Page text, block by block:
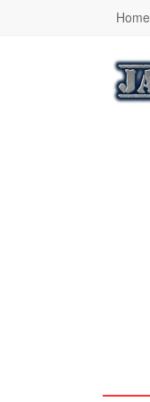
Home